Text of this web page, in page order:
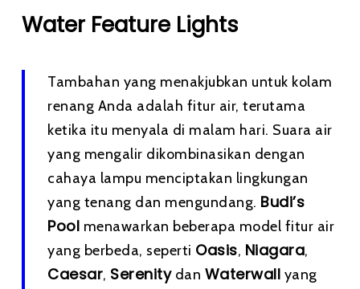
Water Feature Lights
Tambahan yang menakjubkan untuk kolam
renang Anda adalah fitur air, terutama
ketika itu menyala di malam hari. Suara air
yang mengalir dikombinasikan dengan
cahaya lampu menciptakan lingkungan
yang tenang dan mengundang. Budi’s
Pool menawarkan beberapa model fitur air
yang berbeda, seperti Oasis, Niagara,
Caesar, Serenitydan Waterwall yang